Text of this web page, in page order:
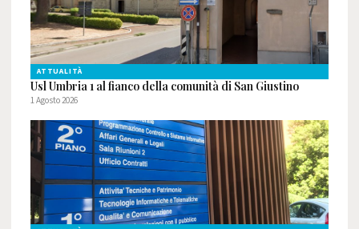
ATTUALITÀ
Usl Umbria 1 al fianco della comunità di San Giustino
1 Agosto 2026